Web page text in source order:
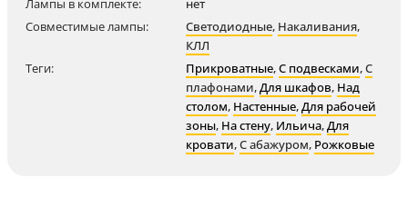
Лампы в комплекте:
нет
Совместимые лампы:
Светодиодные, Накаливания,
КЛЛ
Теги:
Прикроватные,С подвесками,С
плафонами,Для шкафов, Над
столом, Настенные,Для рабочей
зоны, На стену, Ильича,Для
кровати,С абажуром, Рожковые